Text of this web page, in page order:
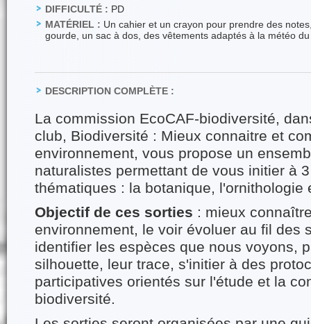
DIFFICULTÉ : PD
MATÉRIEL : Un cahier et un crayon pour prendre des
gourde, un sac à dos, des vêtements adaptés à la météo
DESCRIPTION COMPLÈTE :
La commission EcoCAF-biodiversité,
club, Biodiversité : Mieux connaitre et
environnement, vous propose un
naturalistes permettant de vous initier à
thématiques : la botanique, l'ornithologie
Objectif de ces sorties : mieux
environnement, le voir évoluer au fil des
identifier les espèces que nous voyons,
silhouette, leur trace, s'initier à des
participatives orientés sur l'étude et la
biodiversité.